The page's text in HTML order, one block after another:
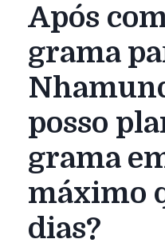
Após
grama
posso
grama
máximo
dias?